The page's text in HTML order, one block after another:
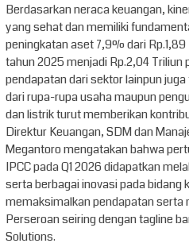
Berdasarkan neraca keuangan,
yang sehat dan memiliki
peningkatan aset 7,9% dari
tahun 2025 menjadi Rp.2,04 Triliun
pendapatan dari sektor lainpun
dari rupa-rupa usaha maupun
dan listrik turut memberikan
Direktur Keuangan, SDM dan
Megantoro mengatakan bahwa
IPCC pada Q1 2026 didapatkan
serta berbagai inovasi pada bidang
memaksimalkan pendapatan serta
Perseroan seiring dengan tagline
Solutions.